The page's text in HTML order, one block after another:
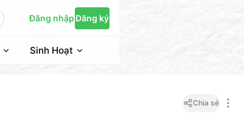
Đăng nhậpĐăng ký
Sinh Hoạt
Chia sẻ